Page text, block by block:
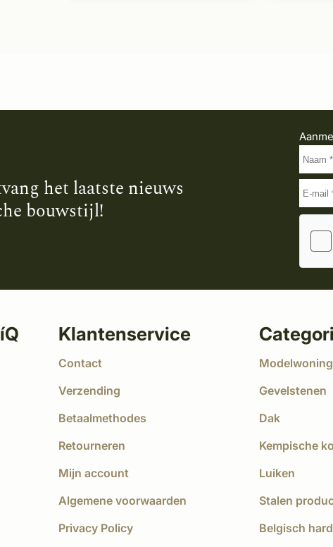
het laatste nieuws
bouwstijl!
Klantenservice
Contact
Verzending
Betaalmethodes
Retourneren
Mijn account
Algemene voorwaarden
Privacy Policy
Gevelstenen
Dak
Kempische
Luiken
Stalen
Belgisch